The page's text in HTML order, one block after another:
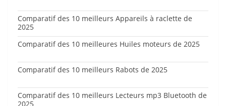
Comparatif des 10 meilleurs Appareils à raclette de
2025
Comparatif des 10 meilleures Huiles moteurs de 2025
Comparatif des 10 meilleurs Rabots de 2025
Comparatif des 10 meilleurs Lecteurs mp3 Bluetooth de
2025